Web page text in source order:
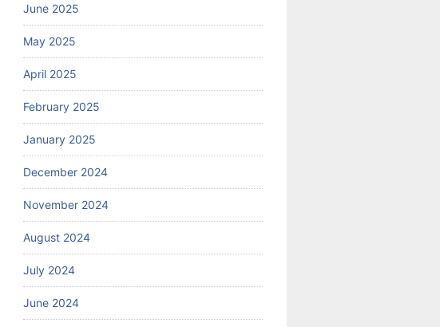
June 2025
May 2025
April 2025
February 2025
January 2025
December 2024
November 2024
August 2024
July 2024
June 2024